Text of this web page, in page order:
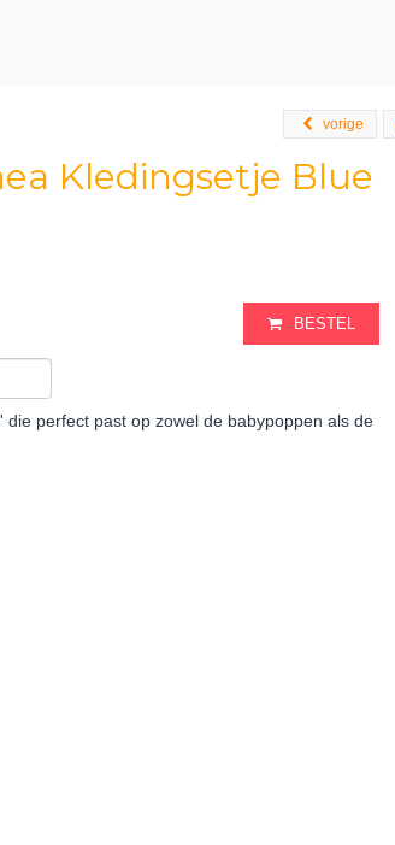
vorige
Kledingsetje Blue
BESTEL
perfect past op zowel de babypoppen als de